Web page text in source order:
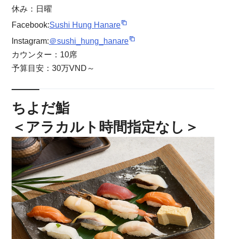
休み：日曜
Facebook:Sushi Hung Hanare
Instagram:＠sushi_hung_hanare
カウンター：10席
予算目安：30万VND～
ちよだ鮨
＜アラカルト時間指定なし＞